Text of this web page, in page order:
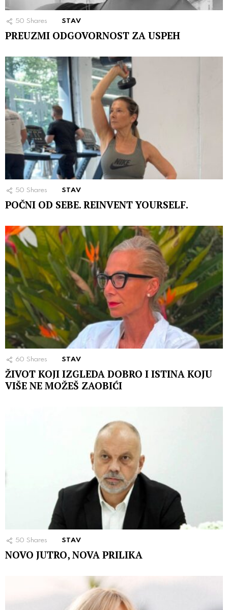
50 Shares STAV
PREUZMI ODGOVORNOST ZA USPEH
50 Shares STAV
POČNI OD SEBE. REINVENT YOURSELF.
60 Shares STAV
ŽIVOT KOJI IZGLEDA DOBRO I ISTINA KOJU
VIŠE NE MOŽEŠ ZAOBIĆI
50 Shares STAV
NOVO JUTRO, NOVA PRILIKA